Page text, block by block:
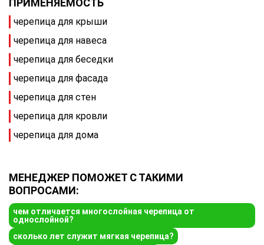
ПРИМЕНЯЕМОСТЬ
черепица для крыши
черепица для навеса
черепица для беседки
черепица для фасада
черепица для стен
черепица для кровли
черепица для дома
МЕНЕДЖЕР ПОМОЖЕТ С ТАКИМИ
ВОПРОСАМИ:
чем отличается многослойная черепица от
однослойной?
сколько лет служит мягкая черепица?